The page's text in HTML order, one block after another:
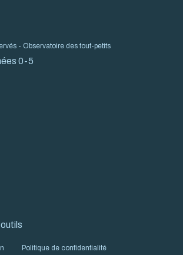
- Observatoire des tout-petits
0-5
Politique de confidentialité